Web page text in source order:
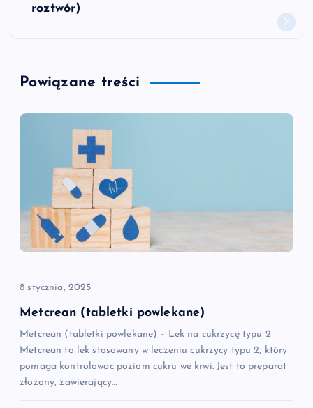
a
c
w
p
s
u
roztwór)
Powiązane treści
8 stycznia, 2025
Metcrean (tabletki powlekane)
Metcrean (tabletki powlekane) – Lek na cukrzycę typu 2
Metcrean to lek stosowany w leczeniu cukrzycy typu 2, który
pomaga kontrolować poziom cukru we krwi. Jest to preparat
złożony, zawierający…